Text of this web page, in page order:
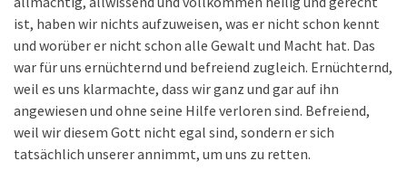
ist, haben wir nichts aufzuweisen, was er nicht schon kennt
und worüber er nicht schon alle Gewalt und Macht hat. Das
war für uns ernüchternd und befreiend zugleich. Ernüchternd,
weil es uns klarmachte, dass wir ganz und gar auf ihn
angewiesen und ohne seine Hilfe verloren sind. Befreiend,
weil wir diesem Gott nicht egal sind, sondern er sich
tatsächlich unserer annimmt, um uns zu retten.